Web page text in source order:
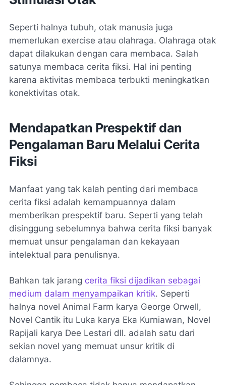
Seperti halnya tubuh, otak manusia juga
memerlukan exercise atau olahraga. Olahraga otak
dapat dilakukan dengan cara membaca. Salah
satunya membaca cerita fiksi. Hal ini penting
karena aktivitas membaca terbukti meningkatkan
konektivitas otak.
Mendapatkan Prespektif dan
Pengalaman Baru Melalui Cerita
Fiksi
Manfaat yang tak kalah penting dari membaca
cerita fiksi adalah kemampuannya dalam
memberikan prespektif baru. Seperti yang telah
disinggung sebelumnya bahwa cerita fiksi banyak
memuat unsur pengalaman dan kekayaan
intelektual para penulisnya.
Bahkan tak jarang cerita fiksi dijadikan sebagai
medium dalam menyampaikan kritik. Seperti
halnya novel Animal Farm karya George Orwell,
Novel Cantik itu Luka karya Eka Kurniawan, Novel
Rapijali karya Dee Lestari dll. adalah satu dari
sekian novel yang memuat unsur kritik di
dalamnya.